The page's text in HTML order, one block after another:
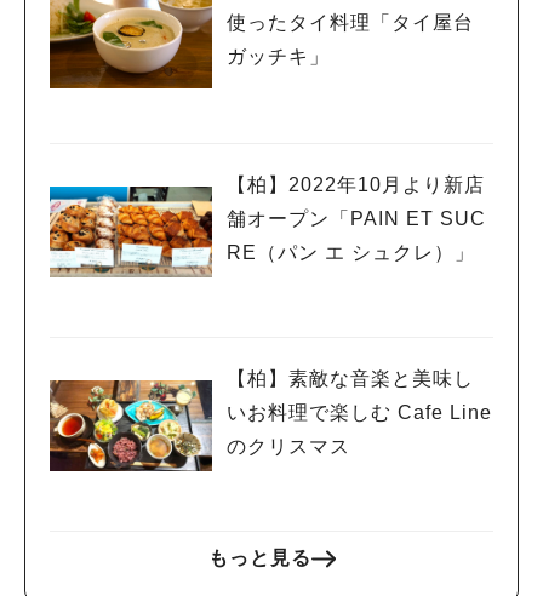
使ったタイ料理「タイ屋台
ガッチキ」
【柏】2022年10月より新店
舗オープン「PAIN ET SUC
RE（パン エ シュクレ）」
【柏】素敵な音楽と美味し
いお料理で楽しむ Cafe Line
のクリスマス
もっと見る
#カフェ #スイーツ#パン